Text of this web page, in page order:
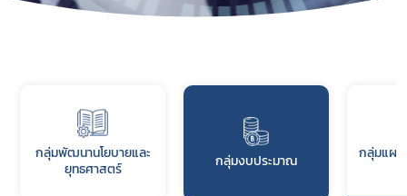
กลุ่มพัฒนานโยบายและ
ยุทธศาสตร์
กลุ่มงบประมาณ กลุ่มแผน